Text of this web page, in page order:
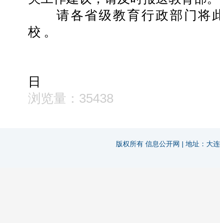
请各省级教育行政部门将
校
日
浏览量：35438
版权所有 信息公开网 | 地址：大